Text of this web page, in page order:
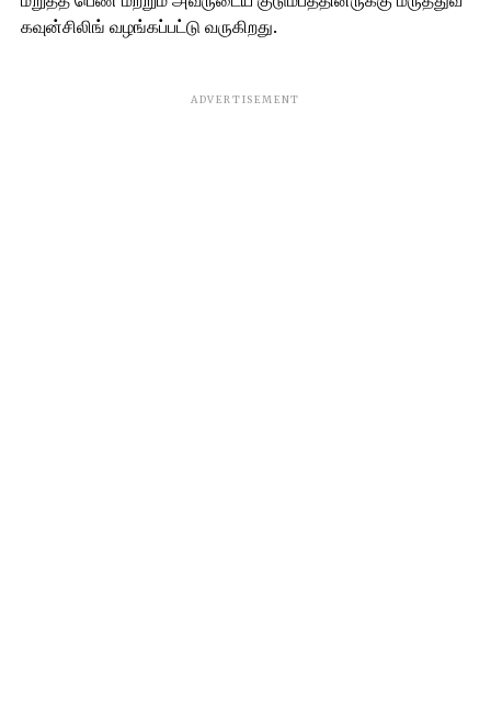
கவுன்சிலிங் வழங்கப்பட்டு வருகிறது.
ADVERTISEMENT